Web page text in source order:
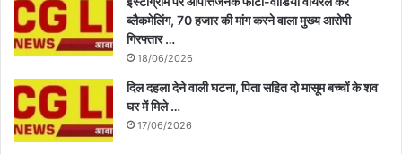
ब्लैकमेलिंग, 70 हजार की मांग करने वाला मुख्य आरोपी
गिरफ्तार …
18/06/2026
दिल दहला देने वाली घटना, पिता सहित दो मासूम बच्चों के शव
घर में मिले …
17/06/2026